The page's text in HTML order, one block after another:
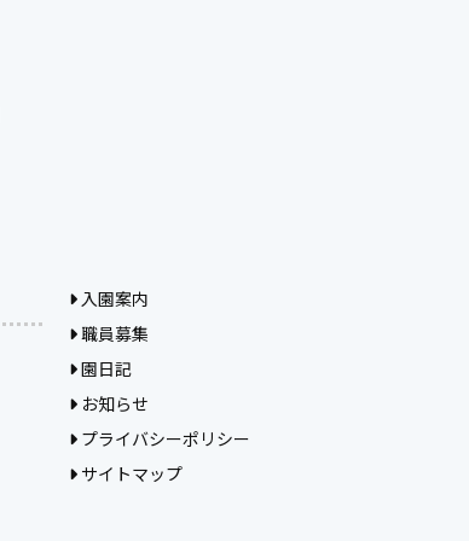
入園案内
職員募集
園日記
お知らせ
プライバシーポリシー
サイトマップ